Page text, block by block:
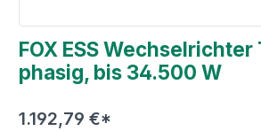
FOX ESS Wechselrichter
phasig, bis 34.500 W
1.192,79 €*